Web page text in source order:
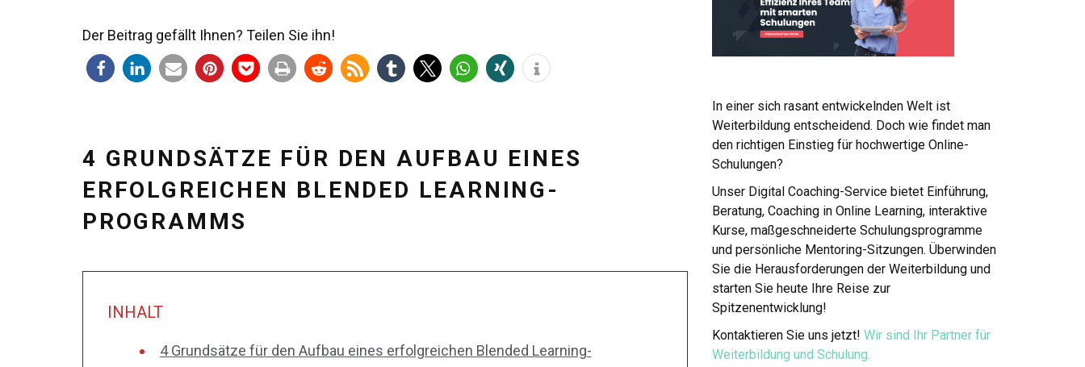
Der Beitrag gefällt Ihnen? Teilen Sie ihn!
4 GRUNDSÄTZE FÜR DEN AUFBAU EINES
ERFOLGREICHEN BLENDED LEARNING-
PROGRAMMS
INHALT
4 Grundsätze für den Aufbau eines erfolgreichen Blended Learning-
In einer sich rasant entwickelnden Welt ist
Weiterbildung entscheidend. Doch wie findet man
den richtigen Einstieg für hochwertige Online-
Schulungen?
Unser Digital Coaching-Service bietet Einführung,
Beratung, Coaching in Online Learning, interaktive
Kurse, maßgeschneiderte Schulungsprogramme
und persönliche Mentoring-Sitzungen. Überwinden
Sie die Herausforderungen der Weiterbildung und
starten Sie heute Ihre Reise zur
Spitzenentwicklung!
Kontaktieren Sie uns jetzt! Wir sind Ihr Partner für
Weiterbildung und Schulung.